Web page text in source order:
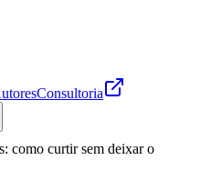
Consultoria
como curtir sem deixar o